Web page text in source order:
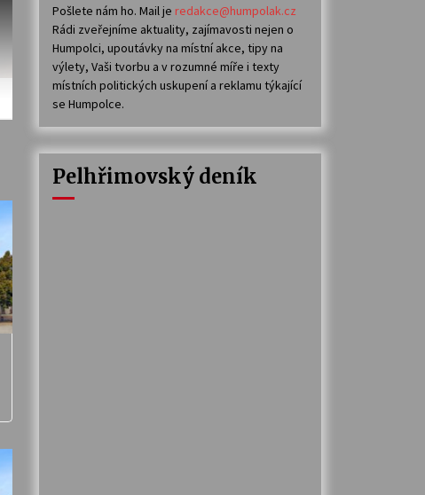
Pošlete nám ho. Mail je redakce@humpolak.cz
Rádi zveřejníme aktuality, zajímavosti nejen o
Humpolci, upoutávky na místní akce, tipy na
výlety, Vaši tvorbu a v rozumné míře i texty
místních politických uskupení a reklamu týkající
se Humpolce.
Pelhřimovský deník